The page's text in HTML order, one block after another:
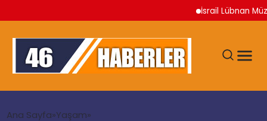
İsrail Lübnan
Ana Sayfa Yaşam